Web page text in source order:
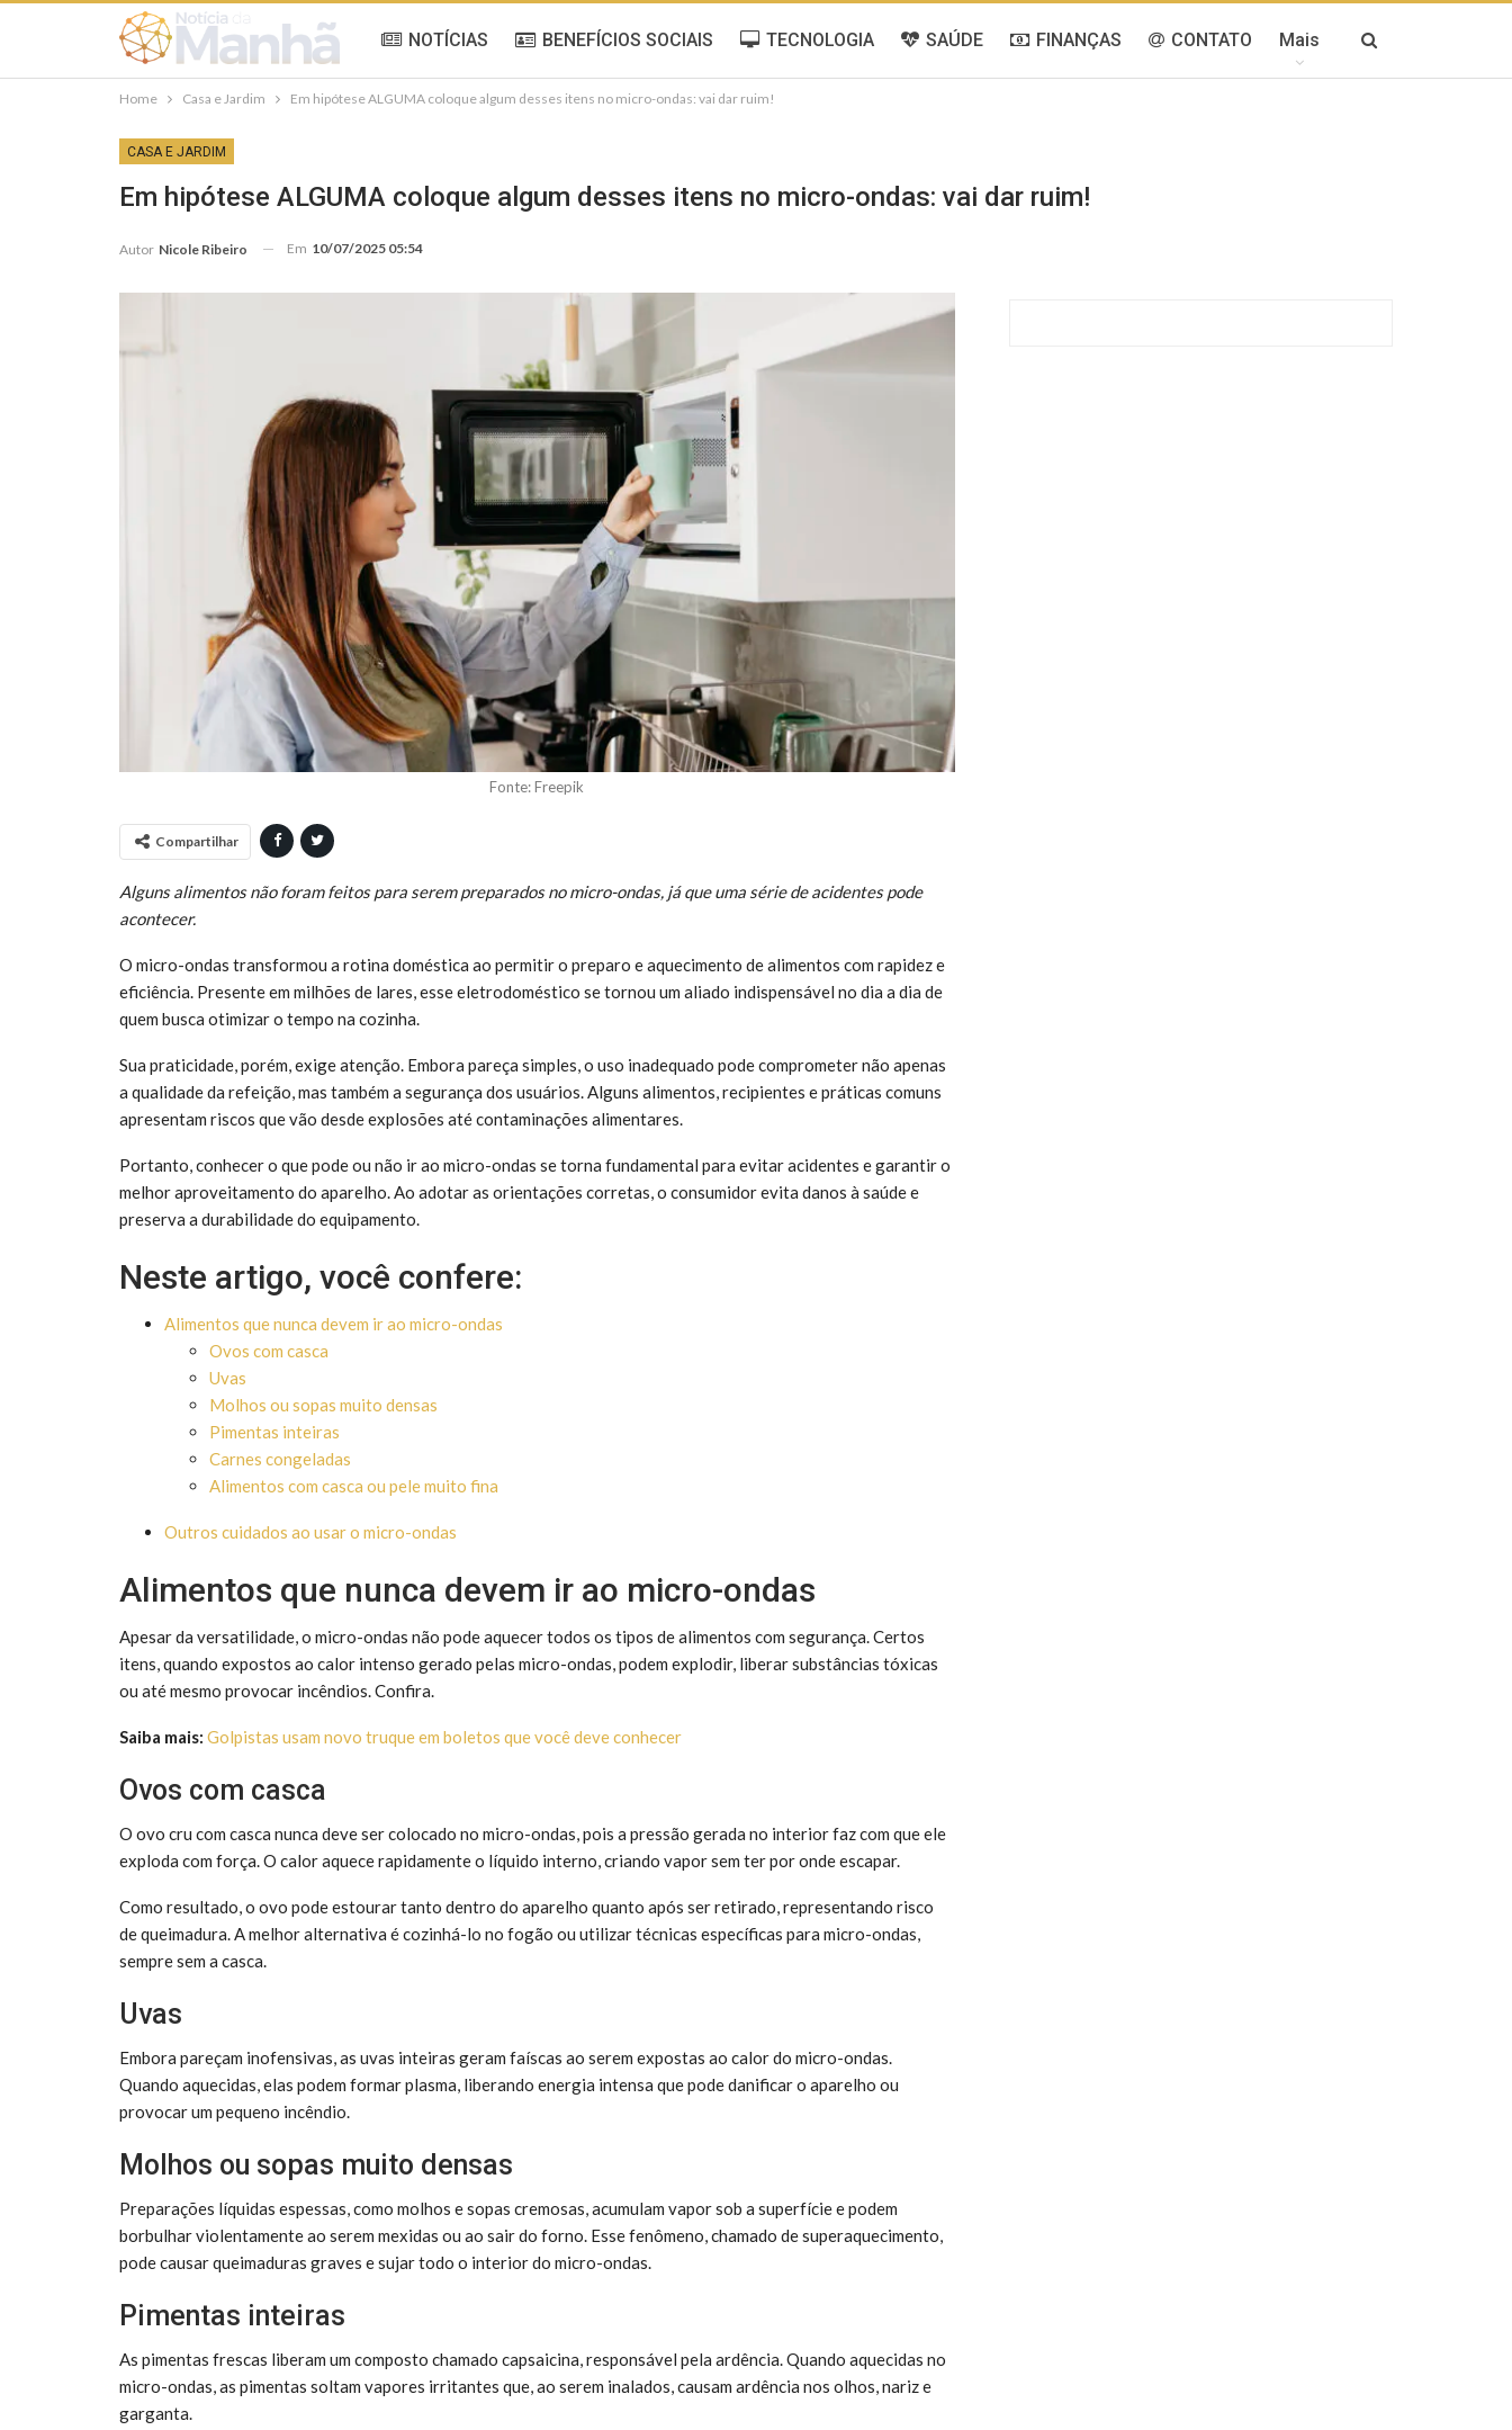
NOTÍCIAS BENEFÍCIOS SOCIAIS TECNOLOGIA SAÚDE FINANÇAS CONTATO Mais
Home Casa e Jardim Em hipótese ALGUMA coloque algum desses itens no micro-ondas: vai dar ruim!
CASA E JARDIM
Em hipótese ALGUMA coloque algum desses itens no micro-ondas: vai dar ruim!
Autor Nicole Ribeiro Em 10/07/2025 05:54
Fonte: Freepik
Compartilhar
Alguns alimentos não foram feitos para serem preparados no micro-ondas, já que uma série de acidentes pode
acontecer.
O micro-ondas transformou a rotina doméstica ao permitir o preparo e aquecimento de alimentos com rapidez e
eficiência. Presente em milhões de lares, esse eletrodoméstico se tornou um aliado indispensável no dia a dia de
quem busca otimizar o tempo na cozinha.
Sua praticidade, porém, exige atenção. Embora pareça simples, o uso inadequado pode comprometer não apenas
a qualidade da refeição, mas também a segurança dos usuários. Alguns alimentos, recipientes e práticas comuns
apresentam riscos que vão desde explosões até contaminações alimentares.
Portanto, conhecer o que pode ou não ir ao micro-ondas se torna fundamental para evitar acidentes e garantir o
melhor aproveitamento do aparelho. Ao adotar as orientações corretas, o consumidor evita danos à saúde e
preserva a durabilidade do equipamento.
Neste artigo, você confere:
Alimentos que nunca devem ir ao micro-ondas
Ovos com casca
Uvas
Molhos ou sopas muito densas
Pimentas inteiras
Carnes congeladas
Alimentos com casca ou pele muito fina
Outros cuidados ao usar o micro-ondas
Alimentos que nunca devem ir ao micro-ondas
Apesar da versatilidade, o micro-ondas não pode aquecer todos os tipos de alimentos com segurança. Certos
itens, quando expostos ao calor intenso gerado pelas micro-ondas, podem explodir, liberar substâncias tóxicas
ou até mesmo provocar incêndios. Confira.
Saiba mais: Golpistas usam novo truque em boletos que você deve conhecer
Ovos com casca
O ovo cru com casca nunca deve ser colocado no micro-ondas, pois a pressão gerada no interior faz com que ele
exploda com força. O calor aquece rapidamente o líquido interno, criando vapor sem ter por onde escapar.
Como resultado, o ovo pode estourar tanto dentro do aparelho quanto após ser retirado, representando risco
de queimadura. A melhor alternativa é cozinhá-lo no fogão ou utilizar técnicas específicas para micro-ondas,
sempre sem a casca.
Uvas
Embora pareçam inofensivas, as uvas inteiras geram faíscas ao serem expostas ao calor do micro-ondas.
Quando aquecidas, elas podem formar plasma, liberando energia intensa que pode danificar o aparelho ou
provocar um pequeno incêndio.
Molhos ou sopas muito densas
Preparações líquidas espessas, como molhos e sopas cremosas, acumulam vapor sob a superfície e podem
borbulhar violentamente ao serem mexidas ou ao sair do forno. Esse fenômeno, chamado de superaquecimento,
pode causar queimaduras graves e sujar todo o interior do micro-ondas.
Pimentas inteiras
As pimentas frescas liberam um composto chamado capsaicina, responsável pela ardência. Quando aquecidas no
micro-ondas, as pimentas soltam vapores irritantes que, ao serem inalados, causam ardência nos olhos, nariz e
garganta.